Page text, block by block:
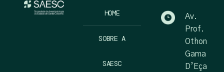
HOME
SOBRE A
SAESC
Av.
Prof.
Othon
Gama
D’Eça